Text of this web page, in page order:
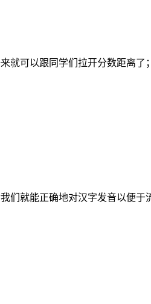
就可以跟同学们拉开分数距离了
们就能正确地对汉字发音以便于